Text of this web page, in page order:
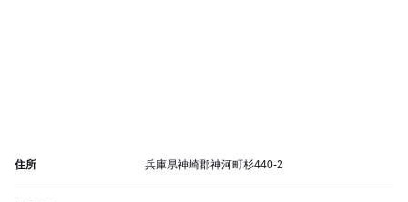
住所 兵庫県神崎郡神河町杉440-2